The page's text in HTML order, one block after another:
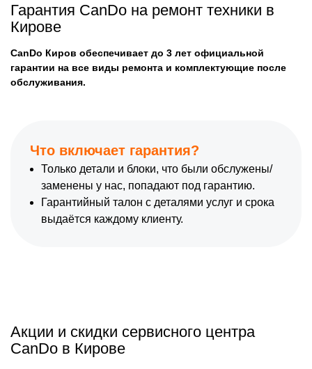
Гарантия CanDo на ремонт техники в
Кирове
CanDo Киров обеспечивает до 3 лет официальной
гарантии на все виды ремонта и комплектующие после
обслуживания.
Что включает гарантия?
Только детали и блоки, что были обслужены/
заменены у нас, попадают под гарантию.
Гарантийный талон с деталями услуг и срока
выдаётся каждому клиенту.
Акции и скидки сервисного центра
CanDo в Кирове